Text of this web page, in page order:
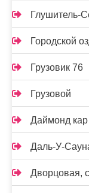
Глушитель-
Городской
Грузовик 76
Грузовой
Даймонд кар
Даль-У-
Дворцовая,